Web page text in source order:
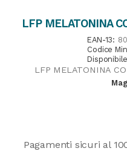
LFP MELATONINA
EAN-13:
Codice
LFP MELATONINA
Pagamenti sicuri al